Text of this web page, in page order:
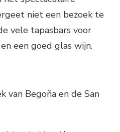
niet een bezoek te
vele tapasbars voor
een goed glas wijn.
van Begoña en de San